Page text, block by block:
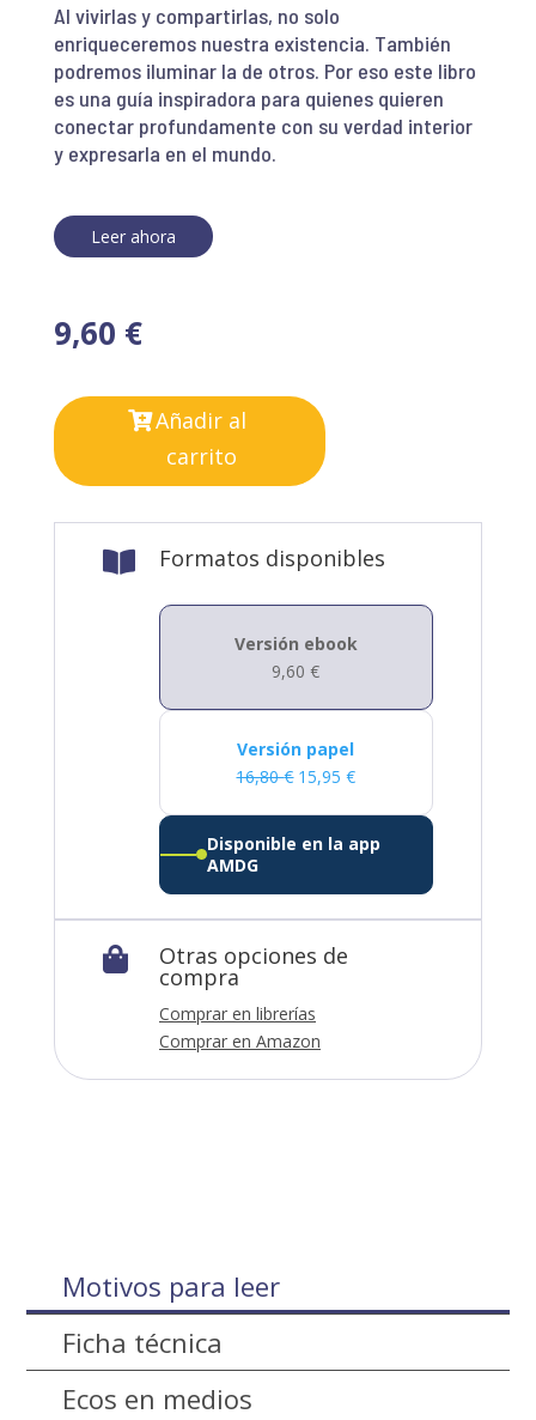
Al vivirlas y compartirlas, no solo
enriqueceremos nuestra existencia. También
podremos iluminar la de otros. Por eso este libro
es una guía inspiradora para quienes quieren
conectar profundamente con su verdad interior
y expresarla en el mundo.
Leer ahora
9,60 €
Añadir al
carrito
 Formatos disponibles
Versión ebook
9,60€
Versión papel
16,80€ 15,95€
Disponible en la app
AMDG
 Otras opciones de
compra
Comprar en librerías
Comprar en Amazon
Motivos para leer
Ficha técnica
Ecos en medios